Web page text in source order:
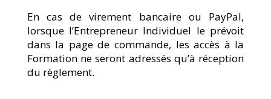
En cas de virement bancaire ou PayPal,
lorsque l’Entrepreneur Individuel le prévoit
dans la page de commande, les accès à la
Formation ne seront adressés qu’à réception
du règlement.